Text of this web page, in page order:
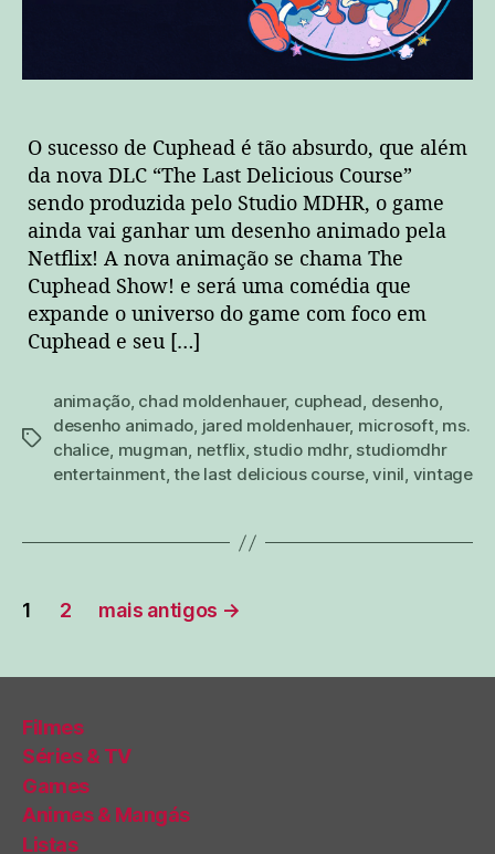
O sucesso de Cuphead é tão absurdo, que além
da nova DLC “The Last Delicious Course”
sendo produzida pelo Studio MDHR, o game
ainda vai ganhar um desenho animado pela
Netflix! A nova animação se chama The
Cuphead Show! e será uma comédia que
expande o universo do game com foco em
Cuphead e seu […]
tags
animação, chad moldenhauer, cuphead, desenho,
desenho animado, jared moldenhauer, microsoft, ms.
chalice, mugman, netflix, studio mdhr, studiomdhr
entertainment,the last delicious course,vinil, vintage
Paginação
posts
1 2 mais antigos →
Filmes
Séries & TV
Games
Animes & Mangás
Listas